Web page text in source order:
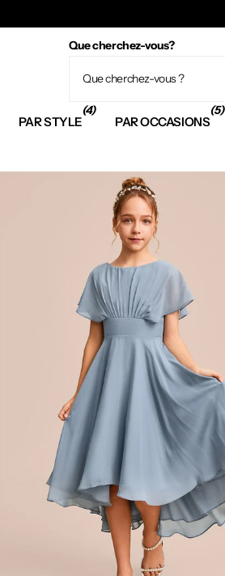
Que cherchez-vous?
PAR STYLE
(4)
PAR OCCASIONS
(5)